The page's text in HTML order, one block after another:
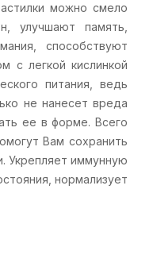
можно смело
улучшают память,
способствуют
с легкой кислинкой
питания, ведь
не нанесет вреда
ее в форме. Всего
Вам сохранить
Укрепляет иммунную
нормализует